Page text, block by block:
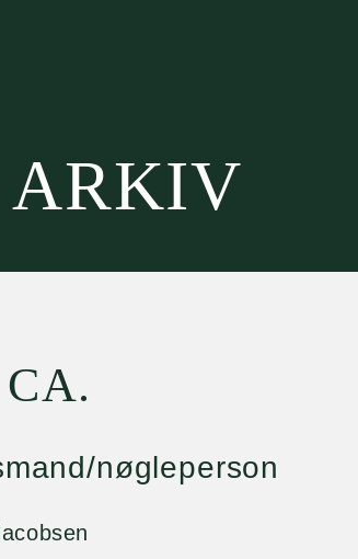
ARKIV
nøgleperson